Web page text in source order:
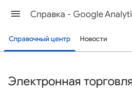
Cправка - Google
Справочный центр Новости
Электронная